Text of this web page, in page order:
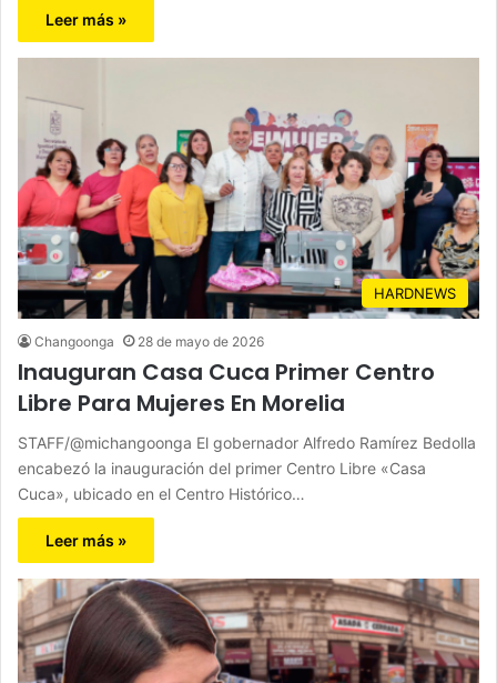
Leer más »
HARDNEWS
Changoonga 28 de mayo de 2026
Inauguran Casa Cuca Primer Centro
Libre Para Mujeres En Morelia
STAFF/@michangoonga El gobernador Alfredo Ramírez Bedolla
encabezó la inauguración del primer Centro Libre «Casa
Cuca», ubicado en el Centro Histórico…
Leer más »